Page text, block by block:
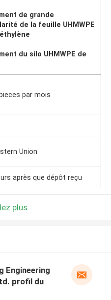
de grande
de la feuille UHMWPE
du silo UHMWPE de
par mois
Union
après que dépôt reçu
plus
Engineering
profil du